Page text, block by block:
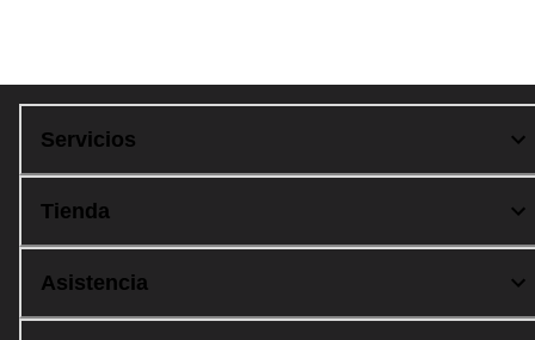
Servicios
Tienda
Asistencia